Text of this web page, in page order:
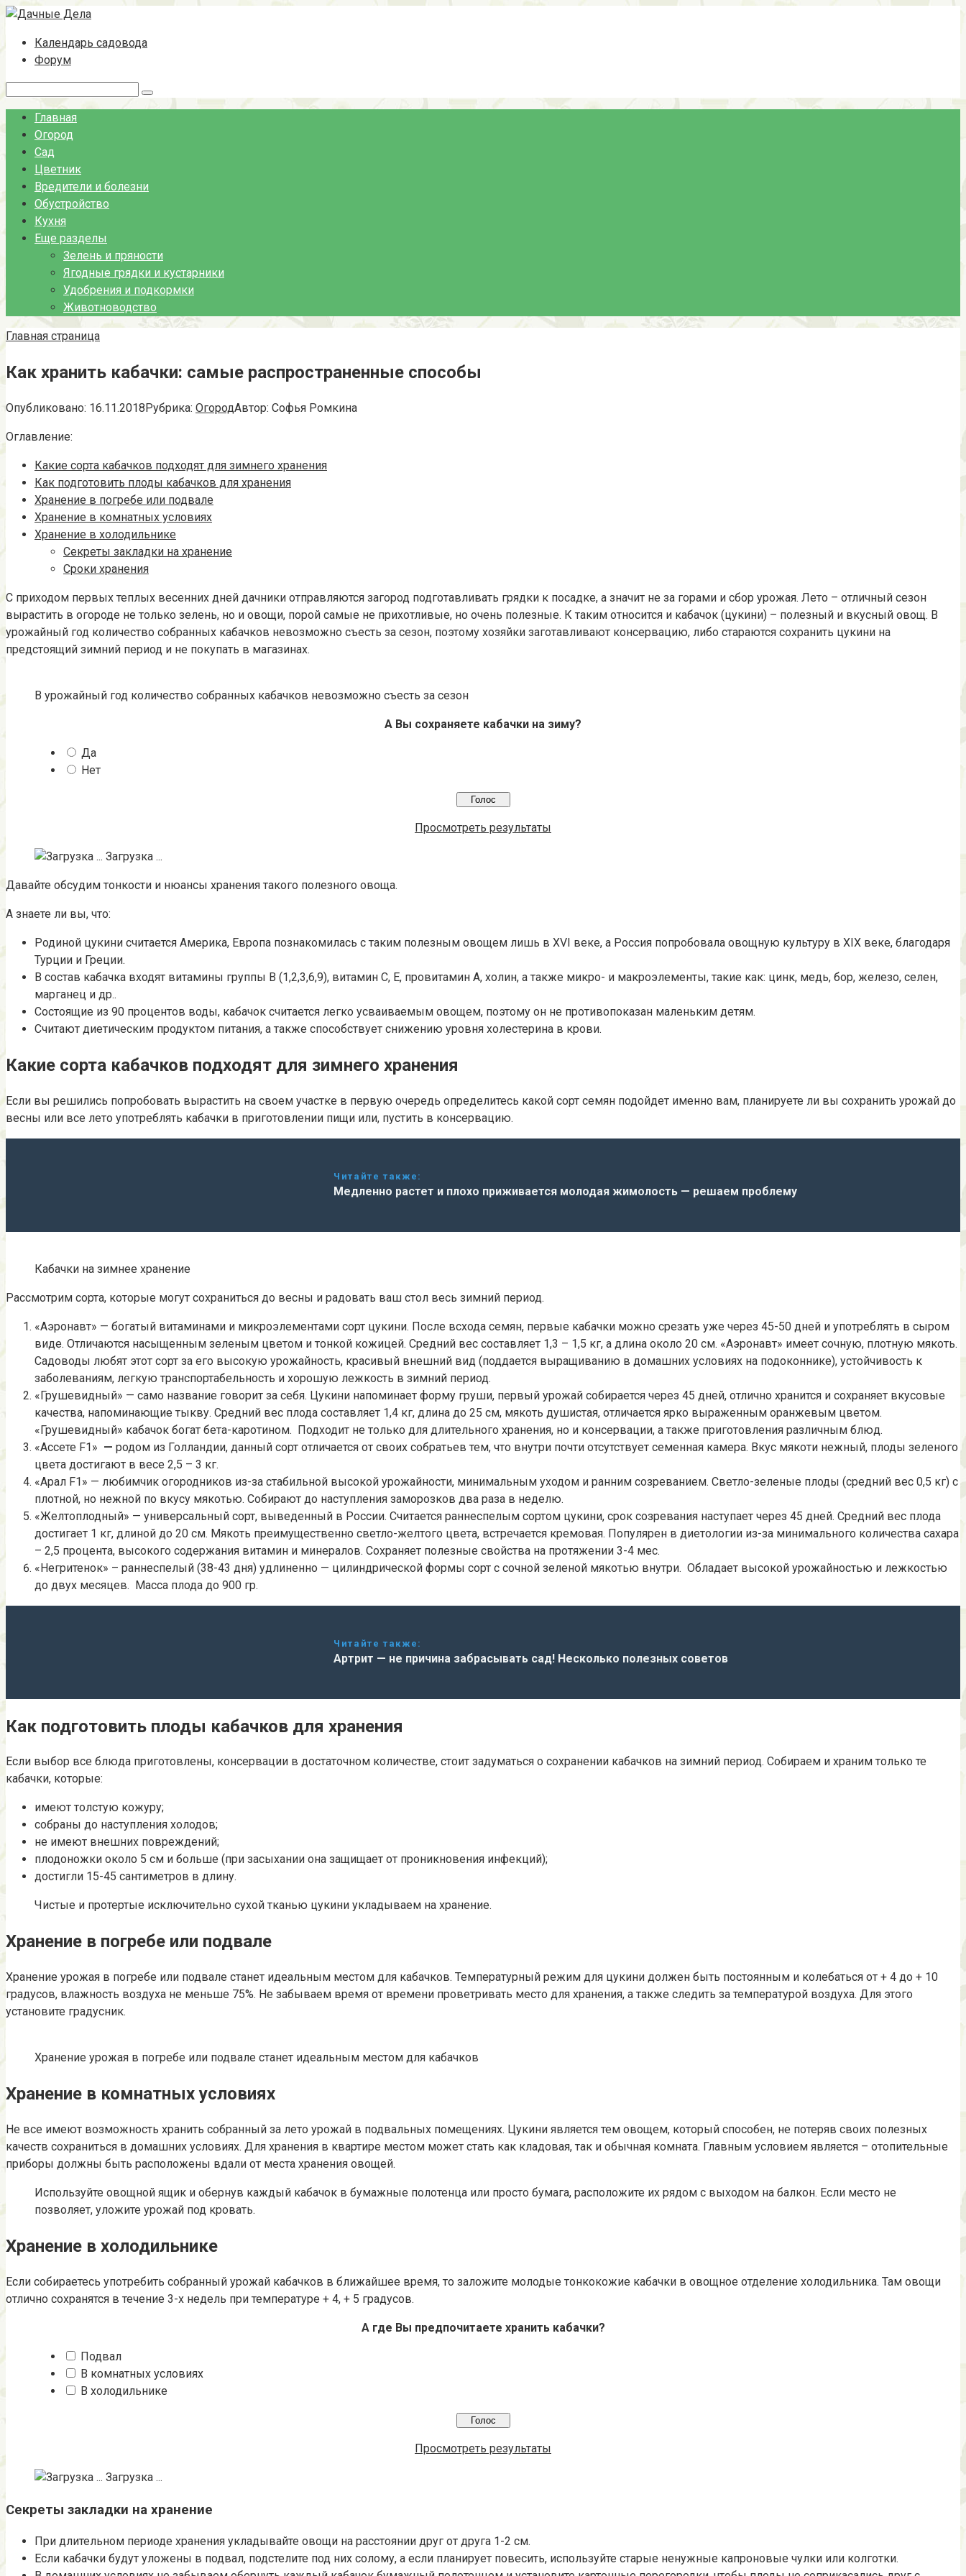
Перейти
контентуКалендарь садовода
Форум
Главная
Огород
Сад
Цветник
Вредители и болезни
Обустройство
Кухня
Еще разделы
Зелень и пряности
Ягодные грядки и кустарники
Удобрения и подкормки
Животноводство
Главная страница
Как хранить кабачки: самые распространенные способы
Опубликовано: 16.11.2018Рубрика: ОгородАвтор: Софья Ромкина
Оглавление:
Какие сорта кабачков подходят для зимнего хранения
Как подготовить плоды кабачков для хранения
Хранение в погребе или подвале
Хранение в комнатных условиях
Хранение в холодильнике
Секреты закладки на хранение
Сроки хранения
С приходом первых теплых весенних дней дачники отправляются загород подготавливать грядки к посадке, а значит не за горами и сбор урожая. Лето – отличный сезон
вырастить в огороде не только зелень, но и овощи, порой самые не прихотливые, но очень полезные. К таким относится и кабачок (цукини) – полезный и вкусный овощ. В
урожайный год количество собранных кабачков невозможно съесть за сезон, поэтому хозяйки заготавливают консервацию, либо стараются сохранить цукини на
предстоящий зимний период и не покупать в магазинах.
В урожайный год количество собранных кабачков невозможно съесть за сезон
А Вы сохраняете кабачки на зиму?
Да
Нет
Просмотреть результаты
Загрузка ...
Давайте обсудим тонкости и нюансы хранения такого полезного овоща.
А знаете ли вы, что:
Родиной цукини считается Америка, Европа познакомилась с таким полезным овощем лишь в XVI веке, а Россия попробовала овощную культуру в XIX веке, благодаря
Турции и Греции.
В состав кабачка входят витамины группы В (1,2,3,6,9), витамин С, Е, провитамин А, холин, а также микро- и макроэлементы, такие как: цинк, медь, бор, железо, селен,
марганец и др..
Состоящие из 90 процентов воды, кабачок считается легко усваиваемым овощем, поэтому он не противопоказан маленьким детям.
Считают диетическим продуктом питания, а также способствует снижению уровня холестерина в крови.
Какие сорта кабачков подходят для зимнего хранения
Если вы решились попробовать вырастить на своем участке в первую очередь определитесь какой сорт семян подойдет именно вам, планируете ли вы сохранить урожай до
весны или все лето употреблять кабачки в приготовлении пищи или, пустить в консервацию.
Читайте также:
Медленно растет и плохо приживается молодая жимолость — решаем проблему
Кабачки на зимнее хранение
Рассмотрим сорта, которые могут сохраниться до весны и радовать ваш стол весь зимний период.
«Аэронавт» — богатый витаминами и микроэлементами сорт цукини. После всхода семян, первые кабачки можно срезать уже через 45-50 дней и употреблять в сыром
виде. Отличаются насыщенным зеленым цветом и тонкой кожицей. Средний вес составляет 1,3 – 1,5 кг, а длина около 20 см. «Аэронавт» имеет сочную, плотную мякоть.
Садоводы любят этот сорт за его высокую урожайность, красивый внешний вид (поддается выращиванию в домашних условиях на подоконнике), устойчивость к
заболеваниям, легкую транспортабельность и хорошую лежкость в зимний период.
«Грушевидный» — само название говорит за себя. Цукини напоминает форму груши, первый урожай собирается через 45 дней, отлично хранится и сохраняет вкусовые
качества, напоминающие тыкву. Средний вес плода составляет 1,4 кг, длина до 25 см, мякоть душистая, отличается ярко выраженным оранжевым цветом.
«Грушевидный» кабачок богат бета-каротином. Подходит не только для длительного хранения, но и консервации, а также приготовления различным блюд.
«Ассете F1» — родом из Голландии, данный сорт отличается от своих собратьев тем, что внутри почти отсутствует семенная камера. Вкус мякоти нежный, плоды зеленого
цвета достигают в весе 2,5 – 3 кг.
«Арал F1» — любимчик огородников из-за стабильной высокой урожайности, минимальным уходом и ранним созреванием. Светло-зеленые плоды (средний вес 0,5 кг) с
плотной, но нежной по вкусу мякотью. Собирают до наступления заморозков два раза в неделю.
«Желтоплодный» — универсальный сорт, выведенный в России. Считается раннеспелым сортом цукини, срок созревания наступает через 45 дней. Средний вес плода
достигает 1 кг, длиной до 20 см. Мякоть преимущественно светло-желтого цвета, встречается кремовая. Популярен в диетологии из-за минимального количества сахара
– 2,5 процента, высокого содержания витамин и минералов. Сохраняет полезные свойства на протяжении 3-4 мес.
«Негритенок» – раннеспелый (38-43 дня) удлиненно — цилиндрической формы сорт с сочной зеленой мякотью внутри. Обладает высокой урожайностью и лежкостью
до двух месяцев. Масса плода до 900 гр.
Читайте также:
Артрит — не причина забрасывать сад! Несколько полезных советов
Как подготовить плоды кабачков для хранения
Если выбор все блюда приготовлены, консервации в достаточном количестве, стоит задуматься о сохранении кабачков на зимний период. Собираем и храним только те
кабачки, которые:
имеют толстую кожуру;
собраны до наступления холодов;
не имеют внешних повреждений;
плодоножки около 5 см и больше (при засыхании она защищает от проникновения инфекций);
достигли 15-45 сантиметров в длину.
Чистые и протертые исключительно сухой тканью цукини укладываем на хранение.
Хранение в погребе или подвале
Хранение урожая в погребе или подвале станет идеальным местом для кабачков. Температурный режим для цукини должен быть постоянным и колебаться от + 4 до + 10
градусов, влажность воздуха не меньше 75%. Не забываем время от времени проветривать место для хранения, а также следить за температурой воздуха. Для этого
установите градусник.
Хранение урожая в погребе или подвале станет идеальным местом для кабачков
Хранение в комнатных условиях
Не все имеют возможность хранить собранный за лето урожай в подвальных помещениях. Цукини является тем овощем, который способен, не потеряв своих полезных
качеств сохраниться в домашних условиях. Для хранения в квартире местом может стать как кладовая, так и обычная комната. Главным условием является – отопительные
приборы должны быть расположены вдали от места хранения овощей.
Используйте овощной ящик и обернув каждый кабачок в бумажные полотенца или просто бумага, расположите их рядом с выходом на балкон. Если место не
позволяет, уложите урожай под кровать.
Хранение в холодильнике
Если собираетесь употребить собранный урожай кабачков в ближайшее время, то заложите молодые тонкокожие кабачки в овощное отделение холодильника. Там овощи
отлично сохранятся в течение 3-х недель при температуре + 4, + 5 градусов.
А где Вы предпочитаете хранить кабачки?
Подвал
В комнатных условиях
В холодильнике
Просмотреть результаты
Загрузка ...
Секреты закладки на хранение
При длительном периоде хранения укладывайте овощи на расстоянии друг от друга 1-2 см.
Если кабачки будут уложены в подвал, подстелите под них солому, а если планирует повесить, используйте старые ненужные капроновые чулки или колготки.